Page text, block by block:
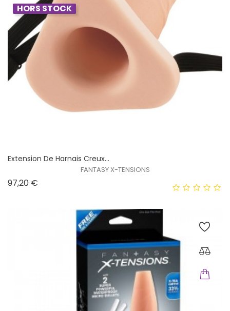
HORS STOCK
Extension De Harnais Creux...
FANTASY X-TENSIONS
97,20 €